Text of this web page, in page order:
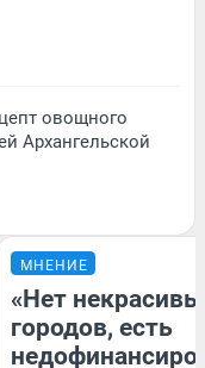
овощного
Архангельской
МНЕНИЕ
«Нет
городов, есть